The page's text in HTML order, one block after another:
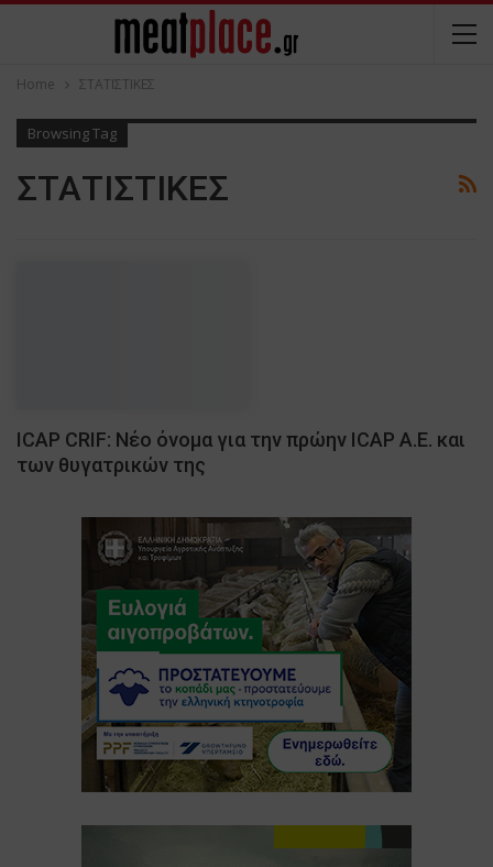
Home ΣΤΑΤΙΣΤΙΚΕΣ
Browsing Tag
ΣΤΑΤΙΣΤΙΚΕΣ
ICAP CRIF: Νέο όνομα για την πρώην ICAP A.E. και
των θυγατρικών της